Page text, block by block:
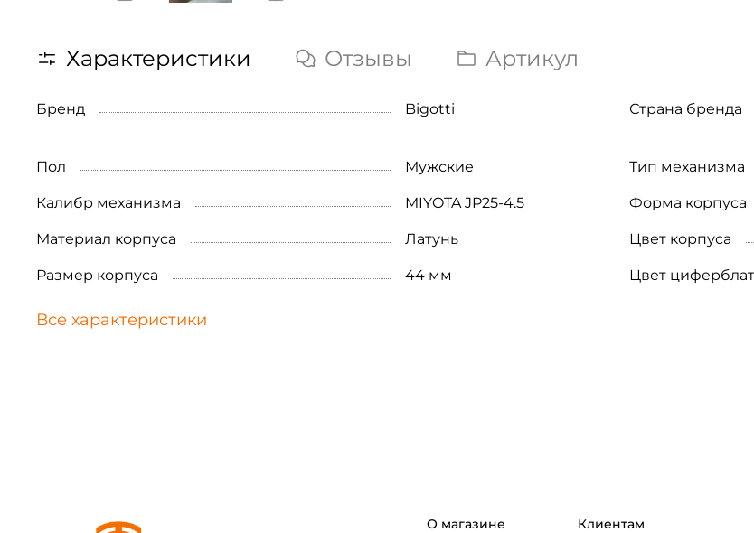
Характеристики Отзывы Артикул
Бренд Bigotti Страна бренда
Пол Мужские Тип механизма
Калибр механизма MIYOTA JP25-4.5 Форма корпуса
Материал корпуса Латунь Цвет корпуса
Размер корпуса 44 мм Цвет
Все характеристики
О магазине Клиентам